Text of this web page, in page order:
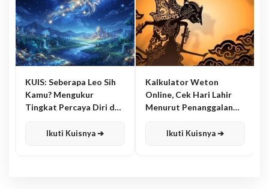
KUIS: Seberapa Leo Sih
Kamu? Mengukur
Tingkat Percaya Diri dan
Ikuti Kuisnya ➔
Kalkulator Weton
Online, Cek Hari Lahir
Menurut Penanggalan
Ikuti Kuisnya ➔